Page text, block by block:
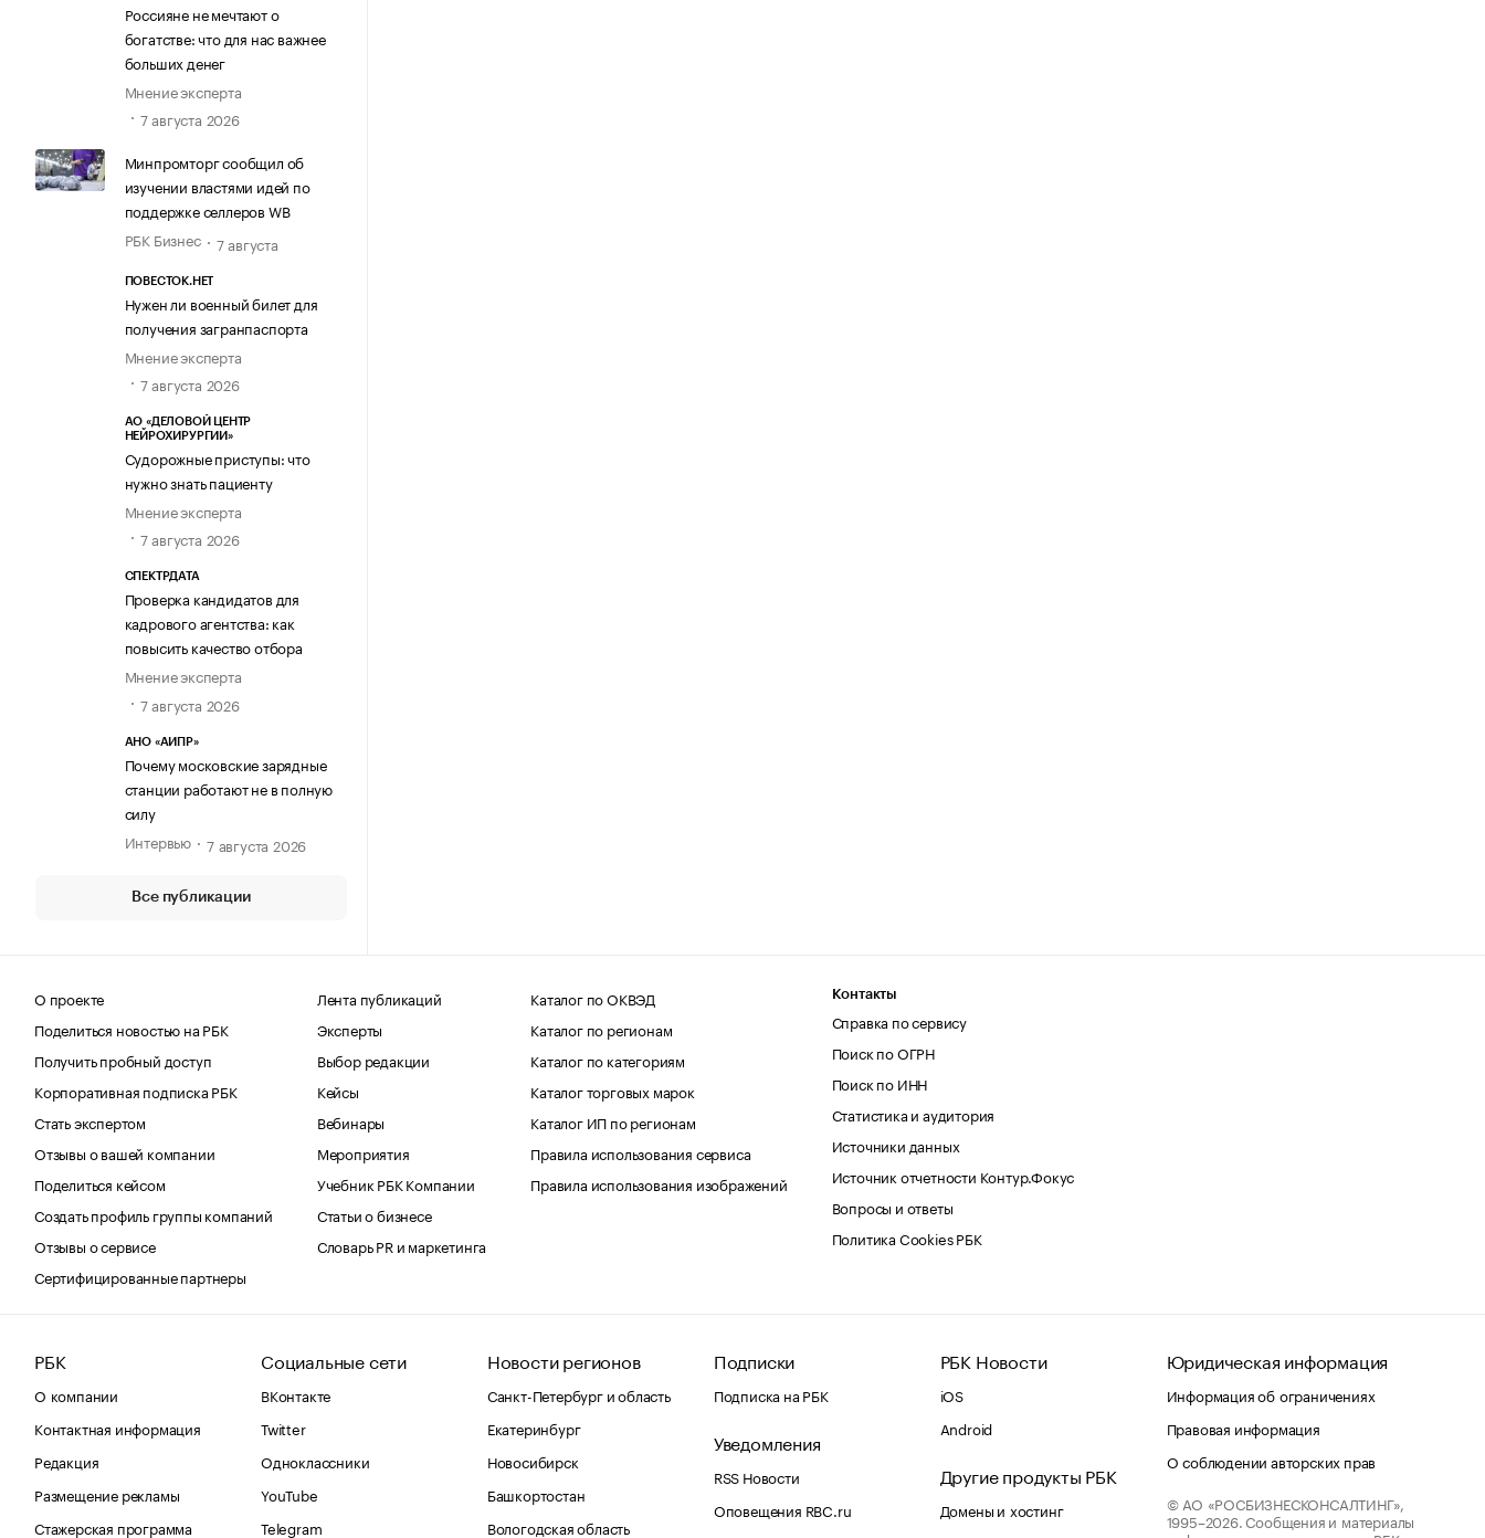
Россияне не мечтают о
богатстве: что для нас важнее
больших денег
Мнение эксперта
7 августа 2026
Минпромторг сообщил об
изучении властями идей по
поддержке селлеров WB
РБК Бизнес
7 августа
ПОВЕСТОК.НЕТ
Нужен ли военный билет для
получения загранпаспорта
Мнение эксперта
7 августа 2026
АО «ДЕЛОВОЙ ЦЕНТР
НЕЙРОХИРУРГИИ»
Судорожные приступы: что
нужно знать пациенту
Мнение эксперта
7 августа 2026
СПЕКТРДАТА
Проверка кандидатов для
кадрового агентства: как
повысить качество отбора
Мнение эксперта
7 августа 2026
АНО «АИПР»
Почему московские зарядные
станции работают не в полную
силу
Интервью
7 августа 2026
Все публикации
О проекте
Поделиться новостью на РБК
Получить пробный доступ
Корпоративная подписка РБК
Стать экспертом
Отзывы о вашей компании
Поделиться кейсом
Создать профиль группы компаний
Отзывы о сервисе
Сертифицированные партнеры
Лента публикаций
Эксперты
Выбор редакции
Кейсы
Вебинары
Мероприятия
Учебник РБК Компании
Статьи о бизнесе
Словарь PR и маркетинга
Каталог по ОКВЭД
Каталог по регионам
Каталог по категориям
Каталог торговых марок
Каталог ИП по регионам
Правила использования сервиса
Правила использования изображений
Контакты
Справка по сервису
Поиск по ОГРН
Поиск по ИНН
Статистика и аудитория
Источники данных
Источник отчетности Контур.Фокус
Вопросы и ответы
Политика Cookies РБК
РБК
О компании
Контактная информация
Редакция
Размещение рекламы
Стажерская программа
Социальные сети
ВКонтакте
Twitter
Одноклассники
YouTube
Telegram
Новости регионов
Санкт-Петербург и область
Екатеринбург
Новосибирск
Башкортостан
Вологодская область
Подписки
Подписка на РБК
Уведомления
RSS Новости
Оповещения RBC.ru
РБК Новости
iOS
Android
Другие продукты РБК
Домены и хостинг
Юридическая информация
Информация об ограничениях
Правовая информация
О соблюдении авторских прав
© АО «РОСБИЗНЕСКОНСАЛТИНГ»,
1995–2026. Сообщения и материалы